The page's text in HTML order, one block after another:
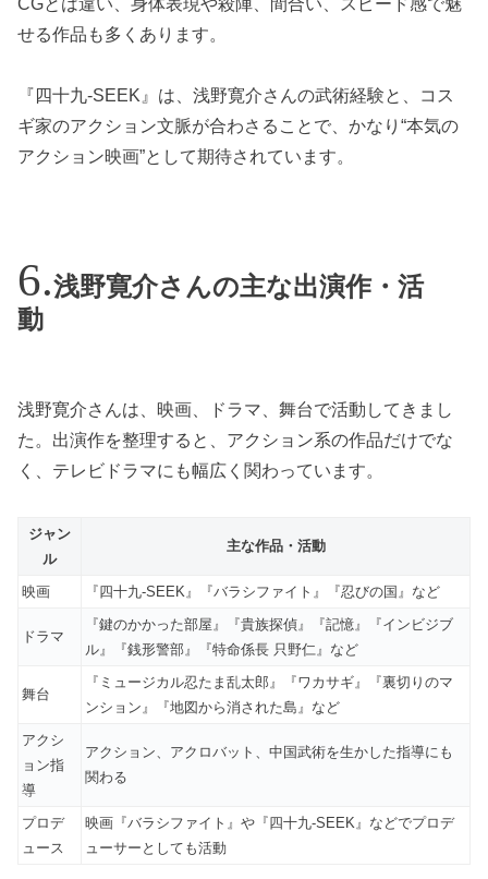
せる作品も多くあります。
『四十九-SEEK』は、浅野寛介さんの武術経験と、コス
ギ家のアクション文脈が合わさることで、かなり“本気の
アクション映画”として期待されています。
浅野寛介さんの主な出演作・活
動
浅野寛介さんは、映画、ドラマ、舞台で活動してきまし
た。出演作を整理すると、アクション系の作品だけでな
く、テレビドラマにも幅広く関わっています。
ジャン
ル
主な作品・活動
映画 『四十九-SEEK』『バラシファイト』『忍びの国』など
ドラマ
『鍵のかかった部屋』『貴族探偵』『記憶』『インビジブ
ル』『銭形警部』『特命係長 只野仁』など
舞台
『ミュージカル忍たま乱太郎』『ワカサギ』『裏切りのマ
ンション』『地図から消された島』など
アクシ
ョン指
導
アクション、アクロバット、中国武術を生かした指導にも
関わる
プロデ
ュース
映画『バラシファイト』や『四十九-SEEK』などでプロデ
ューサーとしても活動